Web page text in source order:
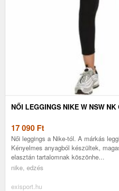
NŐI LEGGINGS NIKE W NSW
17 090 Ft
Női leggings a Nike-tól. A márkás
Kényelmes anyagból készültek,
elasztán tartalomnak köszönhe...
nike, edzés
exisport.hu